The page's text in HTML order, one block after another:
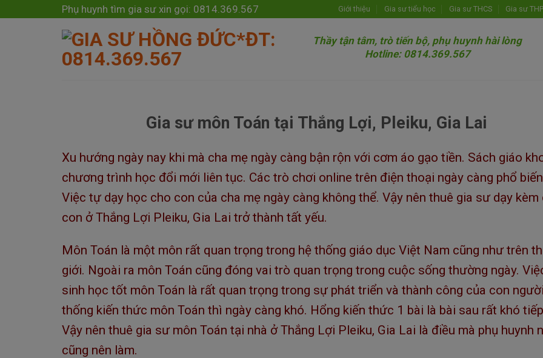
to
Phụ huynh tìm gia sư xin gọi: 0814.369.567 Giới thiệu Gia sư tiểu học Gia sư THCS Gia sư
Thầy tận tâm, trò tiến bộ, phụ huynh hài lòng
Hotline: 0814.369.567
Gia sư môn Toán tại Thắng Lợi, Pleiku, Gia Lai
Xu hướng ngày nay khi mà cha mẹ ngày càng bận rộn với cơm áo gạo tiền. Sách giáo
chương trình học đổi mới liên tục. Các trò chơi online trên điện thoại ngày càng phổ
Việc tự dạy học cho con của cha mẹ ngày càng không thể. Vậy nên thuê gia sư dạy kèm
con ở Thắng Lợi Pleiku, Gia Lai trở thành tất yếu.
Môn Toán là một môn rất quan trọng trong hệ thống giáo dục Việt Nam cũng như trên
giới. Ngoài ra môn Toán cũng đóng vai trò quan trọng trong cuộc sống thường ngày.
sinh học tốt môn Toán là rất quan trọng trong sự phát triển và thành công của con
thống kiến thức môn Toán thì ngày càng khó. Hổng kiến thức 1 bài là bài sau rất khó
Vậy nên thuê gia sư môn Toán tại nhà ở Thắng Lợi Pleiku, Gia Lai là điều mà phụ huynh
cũng nên làm.